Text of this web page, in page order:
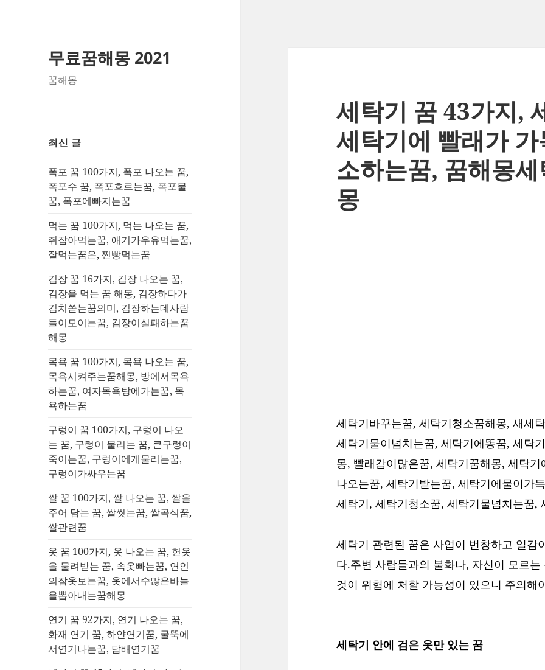
무료꿈해몽 2021
꿈해몽
최신 글
폭포 꿈 100가지, 폭포 나오는 꿈,
폭포수 꿈, 폭포흐르는꿈, 폭포물
꿈, 폭포에빠지는꿈
먹는 꿈 100가지, 먹는 나오는 꿈,
쥐잡아먹는꿈, 애기가우유먹는꿈,
잘먹는꿈은, 찐빵먹는꿈
김장 꿈 16가지, 김장 나오는 꿈,
김장을 먹는 꿈 해몽, 김장하다가
김치쏟는꿈의미, 김장하는데사람
들이모이는꿈, 김장이실패하는꿈
해몽
목욕 꿈 100가지, 목욕 나오는 꿈,
목욕시켜주는꿈해몽, 방에서목욕
하는꿈, 여자목욕탕에가는꿈, 목
욕하는꿈
구렁이 꿈 100가지, 구렁이 나오
는 꿈, 구렁이 물리는 꿈, 큰구렁이
죽이는꿈, 구렁이에게물리는꿈,
구렁이가싸우는꿈
쌀 꿈 100가지, 쌀 나오는 꿈, 쌀을
주어 담는 꿈, 쌀씻는꿈, 쌀곡식꿈,
쌀관련꿈
옷 꿈 100가지, 옷 나오는 꿈, 헌옷
을 물려받는 꿈, 속옷빠는꿈, 연인
의잠옷보는꿈, 옷에서수많은바늘
을뽑아내는꿈해몽
연기 꿈 92가지, 연기 나오는 꿈,
화재 연기 꿈, 하얀연기꿈, 굴뚝에
서연기나는꿈, 담배연기꿈
세탁기 꿈 43가지,
세탁기에 빨래가
소하는꿈, 꿈해몽
몽
세탁기바꾸는꿈, 세탁기청소꿈해몽, 새세
세탁기물이넘치는꿈, 세탁기에똥꿈, 세탁
몽, 빨래감이많은꿈, 세탁기꿈해몽, 세탁
나오는꿈, 세탁기받는꿈, 세탁기에물이가
세탁기, 세탁기청소꿈, 세탁기물넘치는꿈,
세탁기 관련된 꿈은 사업이 번창하고 일감
다.주변 사람들과의 불화나, 자신이 모르
것이 위험에 처할 가능성이 있으니 주의해
세탁기 안에 검은 옷만 있는 꿈